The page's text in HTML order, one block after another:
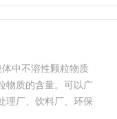
中不溶性颗粒物质
物质的含量。可以广
理厂、饮料厂、环保